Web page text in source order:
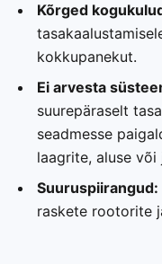
Kõrged
kokkupanekut.
Ei arvesta
suurepäraselt
seadmesse
laagrite, aluse
Suuruspiirangud:
raskete rootorite